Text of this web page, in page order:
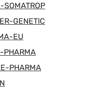
GENETIC
EU
PHARMA